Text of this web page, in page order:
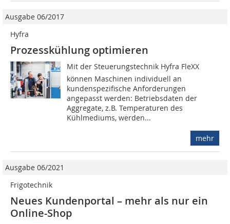
Ausgabe 06/2017
Hyfra
Prozesskühlung optimieren
Mit der Steuerungstechnik Hyfra FleXX
können Maschinen individuell an
kundenspezifische Anforderungen
angepasst werden: Betriebsdaten der
Aggregate, z.B. Temperaturen des
Kühlmediums, werden...
mehr
Ausgabe 06/2021
Frigotechnik
Neues Kundenportal – mehr als nur ein
Online-Shop